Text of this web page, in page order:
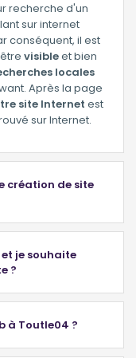
recherche d'un
sur internet
conséquent, il est
visibleet bien
locales
Après la page
site Internet est
sur Internet.
création de site
je souhaite
?
à Toutle04 ?